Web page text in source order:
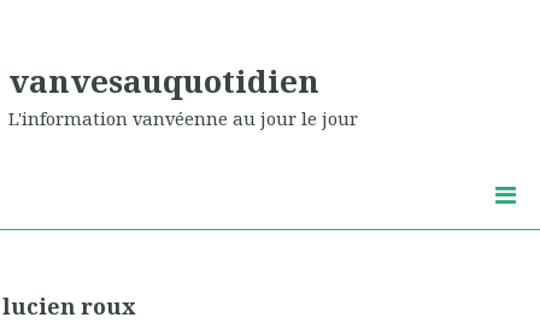
vanvesauquotidien
L'information vanvéenne au jour le jour
lucien roux